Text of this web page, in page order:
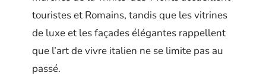
touristes et Romains, tandis que les vitrines
de luxe et les façades élégantes rappellent
que l’art de vivre italien ne se limite pas au
passé.